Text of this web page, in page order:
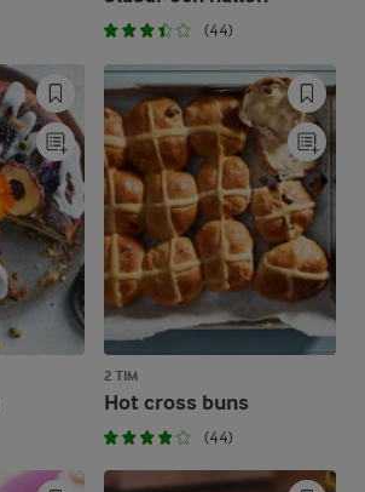
(44)
2 TIM
Hot cross buns
(44)